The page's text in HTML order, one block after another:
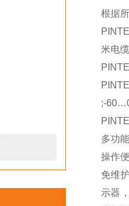
根据
米电
;-
多功
操作
免维
示器